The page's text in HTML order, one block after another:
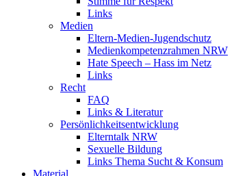
Links
Medien
Eltern-Medien-Jugendschutz
Medienkompetenzrahmen NRW
Hate Speech – Hass im Netz
Links
Recht
FAQ
Links & Literatur
Persönlichkeitsentwicklung
Elterntalk NRW
Sexuelle Bildung
Links Thema Sucht & Konsum
Material